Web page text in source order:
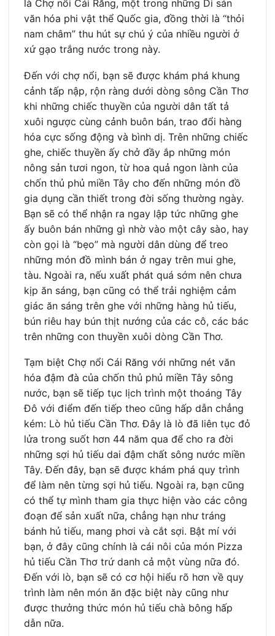
là Chợ nổi Cái Răng, một trong những Di sản
văn hóa phi vật thể Quốc gia, đồng thời là “thỏi
nam châm” thu hút sự chú ý của nhiều người ở
xứ gạo trắng nước trong này.
Đến với chợ nổi, bạn sẽ được khám phá khung
cảnh tấp nập, rộn ràng dưới dòng sông Cần Thơ
khi những chiếc thuyền của người dân tất tả
xuôi ngược cùng cảnh buôn bán, trao đổi hàng
hóa cực sống động và bình dị. Trên những chiếc
ghe, chiếc thuyền ấy chở đầy ắp những món
nông sản tươi ngon, từ hoa quả ngon lành của
chốn thủ phủ miền Tây cho đến những món đồ
gia dụng cần thiết trong đời sống thường ngày.
Bạn sẽ có thể nhận ra ngay lập tức những ghe
ấy buôn bán những gì nhờ vào một cây sào, hay
còn gọi là “bẹo” mà người dân dùng để treo
những món đồ mình bán ở ngay trên mui ghe,
tàu. Ngoài ra, nếu xuất phát quá sớm nên chưa
kịp ăn sáng, bạn cũng có thể trải nghiệm cảm
giác ăn sáng trên ghe với những hàng hủ tiếu,
bún riêu hay bún thịt nướng của các cô, các bác
trên những con thuyền xuôi dòng Cần Thơ.
Tạm biệt Chợ nổi Cái Răng với những nét văn
hóa đậm đà của chốn thủ phủ miền Tây sông
nước, bạn sẽ tiếp tục lịch trình một thoáng Tây
Đô với điểm đến tiếp theo cũng hấp dẫn chẳng
kém: Lò hủ tiếu Cần Thơ. Đây là lò đã liên tục đỏ
lửa trong suốt hơn 44 năm qua để cho ra đời
những sợi hủ tiếu dai đậm chất sông nước miền
Tây. Đến đây, bạn sẽ được khám phá quy trình
để làm nên từng sợi hủ tiếu. Ngoài ra, bạn cũng
có thể tự mình tham gia thực hiện vào các công
đoạn để sản xuất nữa, chẳng hạn như tráng
bánh hủ tiếu, mang phơi và cắt sợi. Bật mí với
bạn, ở đây cũng chính là cái nôi của món Pizza
hủ tiếu Cần Thơ trứ danh cả một vùng nữa đó.
Đến với lò, bạn sẽ có cơ hội hiểu rõ hơn về quy
trình làm nên món ăn đặc biệt này cũng như
được thưởng thức món hủ tiếu chà bông hấp
dẫn nữa.